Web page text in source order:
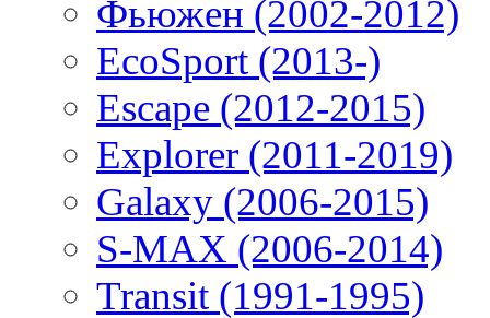
Фьюжен (2002-2012)
EcoSport (2013-)
Escape (2012-2015)
Explorer (2011-2019)
Galaxy (2006-2015)
S-MAX (2006-2014)
Transit (1991-1995)